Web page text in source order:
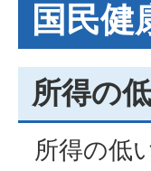
国民健
所得の
所得の低